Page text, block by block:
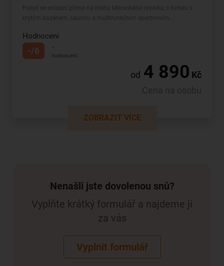
Hodnocení
-/6 -
hodnocení
od 4 890 Kč
ZOBRAZIT VÍCE
Nenašli jste dovolenou snů?
Vyplňte krátký formulář a najdeme ji
za vás
Vyplnit formulář